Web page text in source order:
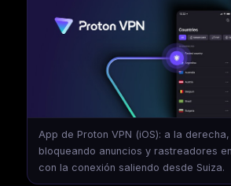
App de Proton VPN (iOS): a la derecha,
bloqueando anuncios y rastreadores
con la conexión saliendo desde Suiza.